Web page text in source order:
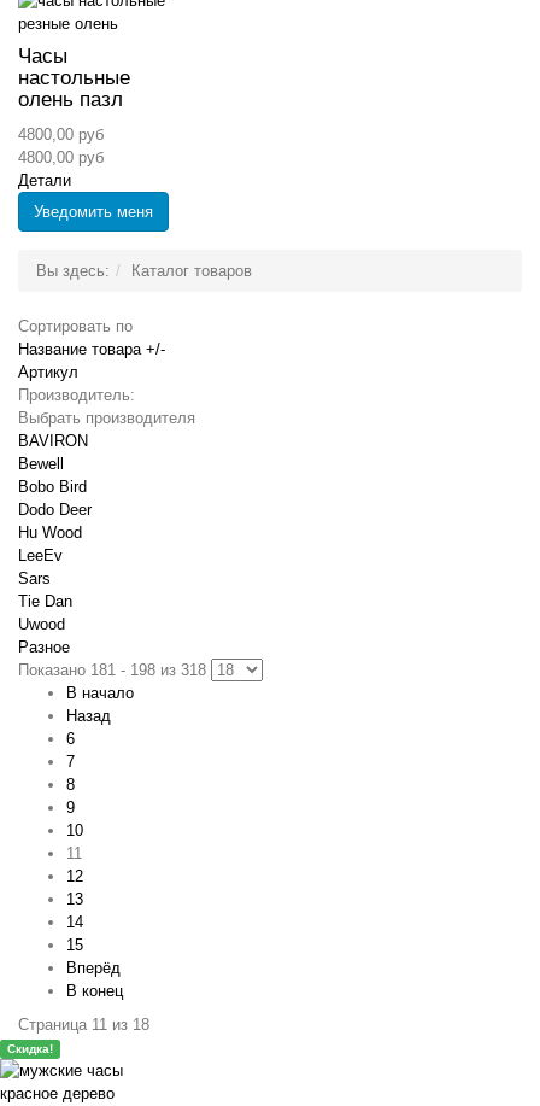
Часы
настольные
олень пазл
4800,00 руб
4800,00 руб
Детали
Уведомить меня
Вы здесь: Каталог товаров
Сортировать по
Название товара +/-
Артикул
Производитель:
Выбрать производителя
BAVIRON
Bewell
Bobo Bird
Dodo Deer
Hu Wood
LeeEv
Sars
Tie Dan
Uwood
Разное
Показано 181 - 198 из 318
В начало
Назад
6
7
8
9
10
11
12
13
14
15
Вперёд
В конец
Страница 11 из 18
Скидка!